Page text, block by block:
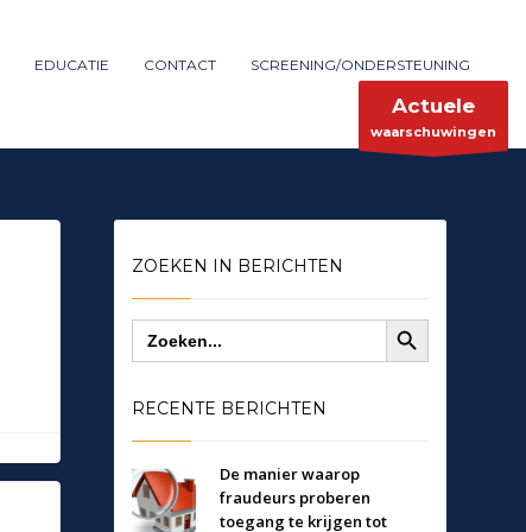
×
Mon-Fri 9:00AM - 6:00AM
EDUCATIE CONTACT SCREENING/ONDERSTEUNING
Actuele
waarschuwingen
ZOEKEN IN BERICHTEN
Zoek
naar:
Zoekknop
RECENTE BERICHTEN
De manier waarop
fraudeurs proberen
toegang te krijgen tot